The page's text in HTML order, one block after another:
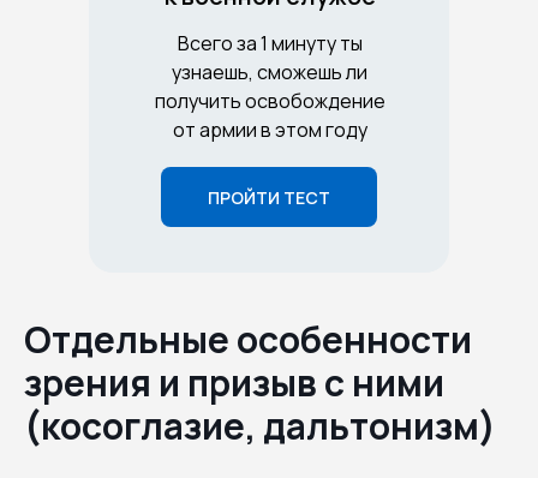
ПРОЙТИ ТЕСТ
Всего за 1 минуту ты
узнаешь, сможешь ли
получить освобождение
от армии в этом году
Отдельные особенности
зрения и призыв с ними
(косоглазие, дальтонизм)